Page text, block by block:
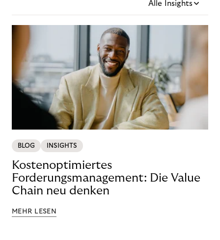
Alle Insights
BLOG INSIGHTS
Kostenoptimiertes
Forderungsmanagement: Die Value
Chain neu denken
MEHR LESEN